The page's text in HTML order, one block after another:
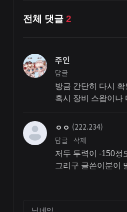
전체 댓글 2
주인
답글
방금 간단히 다시
혹시 장비 스왑이나
ㅇㅇ (222.234)
답글 삭제
저두 투력이 -150정
그리구 글쓴이분이
닉네임